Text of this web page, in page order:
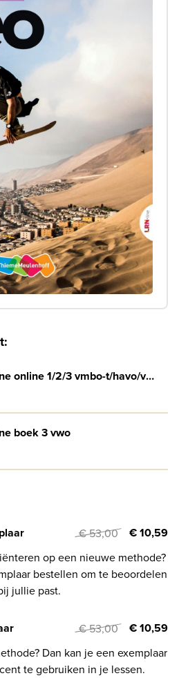
De Geo LRN-line online 1/2/3 vmbo-t/havo/vwo basisboek 4-jaar afname
boek 3 vwo
€ 53,00 € 10,59
op een nieuwe methode?
bestellen om te beoordelen
jullie past.
€ 53,00 € 10,59
Dan kan je een exemplaar
te gebruiken in je lessen.